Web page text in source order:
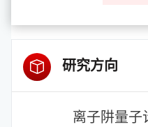
研究方向
离子阱量子